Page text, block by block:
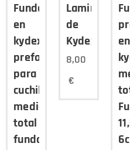
Funda
en
kydex
prefabricada
para
cuchillo,
medida
total
funda
Laminas
de
Kydex
8,00
€
en